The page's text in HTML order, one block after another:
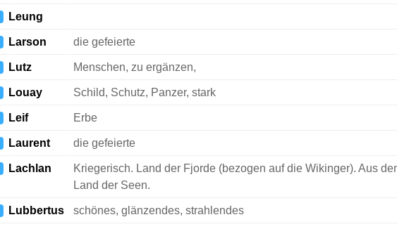
Leung
Larson die gefeierte
Lutz Menschen, zu ergänzen,
Louay Schild, Schutz, Panzer, stark
Leif Erbe
Laurent die gefeierte
Lachlan
Kriegerisch. Land der Fjorde (bezogen auf die Wikinger). Aus
Land der Seen.
Lubbertus schönes, glänzendes, strahlendes